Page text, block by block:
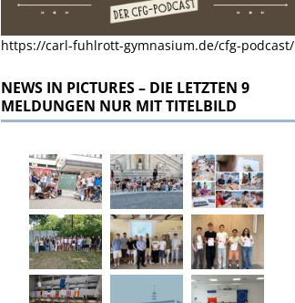
https://carl-fuhlrott-gymnasium.de/cfg-podcast/
NEWS IN PICTURES – DIE LETZTEN 9
MELDUNGEN NUR MIT TITELBILD